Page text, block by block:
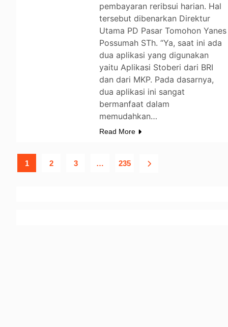
pembayaran reribsui harian. Hal
tersebut dibenarkan Direktur
Utama PD Pasar Tomohon Yanes
Possumah STh. “Ya, saat ini ada
dua aplikasi yang digunakan
yaitu Aplikasi Stoberi dari BRI
dan dari MKP. Pada dasarnya,
dua aplikasi ini sangat
bermanfaat dalam
memudahkan…
Read More
1 2 3 … 235